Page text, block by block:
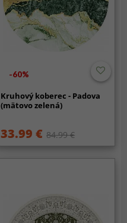
-60%
Kruhový koberec - Padova
(mätovo zelená)
33.99 € 84.99 €